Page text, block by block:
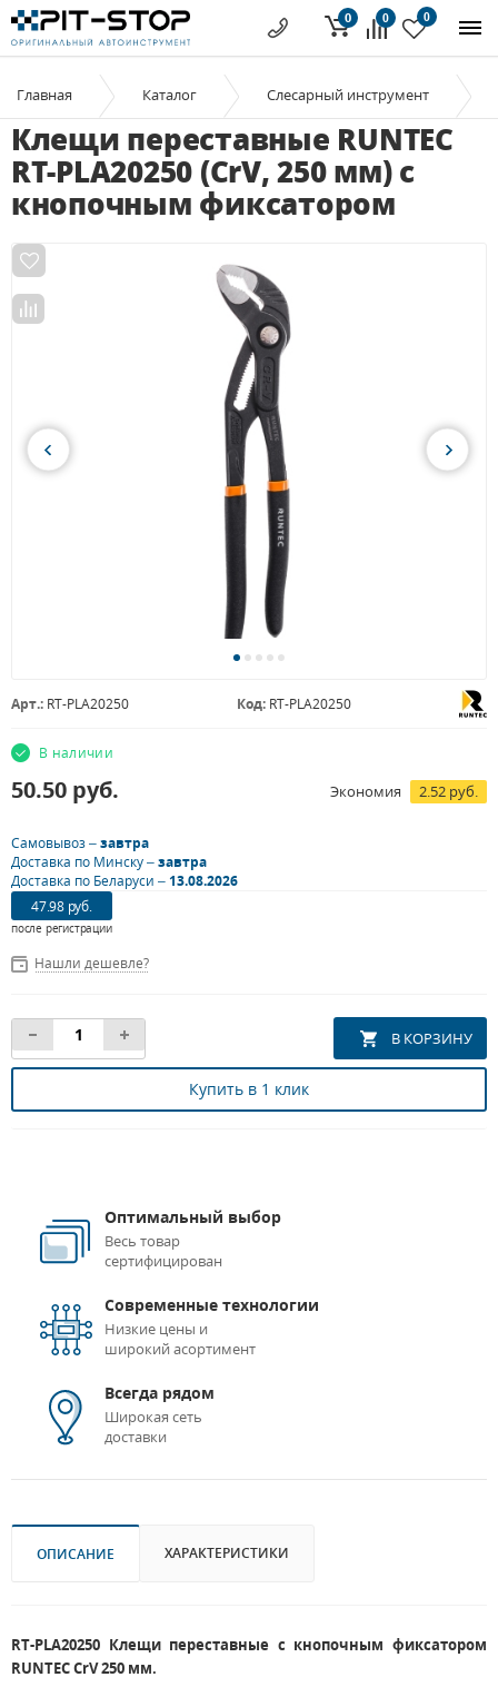
0 0
0
Главная Каталог Слесарный инструмент
Клещи переставные RUNTEC
RT-PLA20250 (CrV, 250 мм) с
кнопочным фиксатором
Арт.: RT-PLA20250 Код: RT-PLA20250
В наличии
50.50 руб. Экономия 2.52 руб.
Самовывоз –завтра
Доставка по Минску –завтра
Доставка по Беларуси –13.08.2026
47.98 руб.
после регистрации
Нашли дешевле?
Купить в 1 клик
Оптимальный выбор
Весь товар
сертифицирован
Современные технологии
Низкие цены и
широкий асортимент
Всегда рядом
Широкая сеть
доставки
ОПИСАНИЕ ХАРАКТЕРИСТИКИ
RT-PLA20250 Клещи переставные с кнопочным фиксатором
RUNTEC CrV 250 мм.